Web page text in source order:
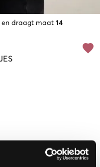
en draagt maat 14